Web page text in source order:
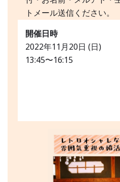
トメール送信ください。
開催日時
2022年11月20日 (日)
13:45〜16:15